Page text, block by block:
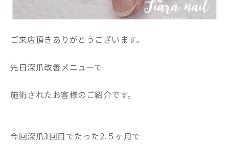
ご来店頂きありがとうございます。
先日深爪改善メニューで
施術されたお客様のご紹介です。
今回深爪3回目でたった2.５ヶ月で